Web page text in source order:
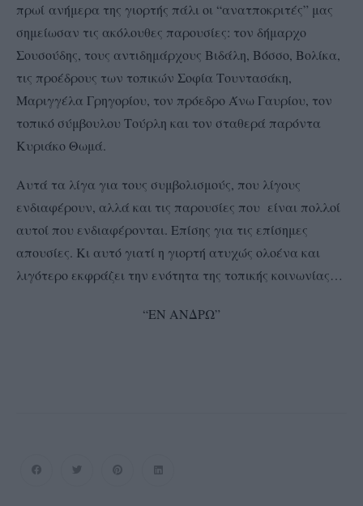
πρωί ανήμερα της γιορτής πάλι οι “ανατποκριτές” μας
σημείωσαν τις ακόλουθες παρουσίες: τον δήμαρχο
Σουσούδης, τους αντιδημάρχους Βιδάλη, Βόσσο, Βολίκα,
τις προέδρους των τοπικών Σοφία Τουντασάκη,
Μαριγγέλα Γρηγορίου, τον πρόεδρο Άνω Γαυρίου, τον
τοπικό σύμβουλου Τούρλη και τον σταθερά παρόντα
Κυριάκο Θωμά.
Αυτά τα λίγα για τους συμβολισμούς, που λίγους
ενδιαφέρουν, αλλά και τις παρουσίες που είναι πολλοί
αυτοί που ενδιαφέρονται. Επίσης για τις επίσημες
απουσίες. Κι αυτό γιατί η γιορτή ατυχώς ολοένα και
λιγότερο εκφράζει την ενότητα της τοπικής κοινωνίας…
“ΕΝ ΑΝΔΡΩ”